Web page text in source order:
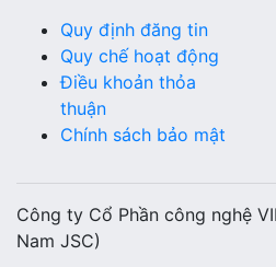
Quy định đăng tin
Quy chế hoạt động
Điều khoản thỏa
thuận
Chính sách bảo mật
Công ty Cổ Phần công nghệ
Nam JSC)